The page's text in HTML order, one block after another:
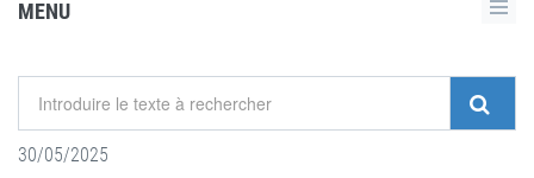
MENU
30/05/2025